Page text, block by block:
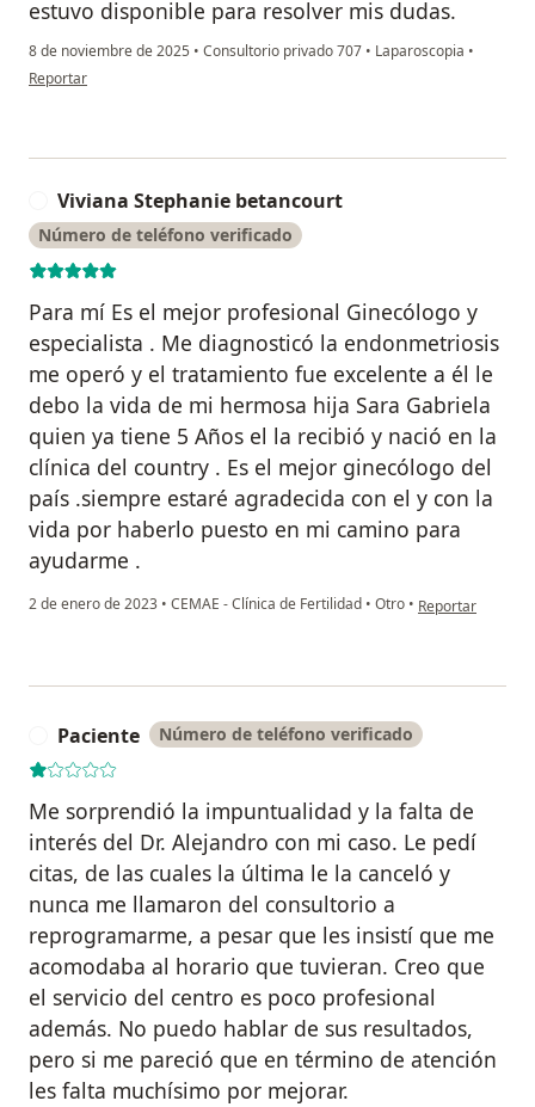
estuvo disponible para resolver mis dudas.
8 de noviembre de 2025 • Consultorio privado 707 • Laparoscopia •
en opinión del usuario AQ
Reportar
Viviana Stephanie betancourt
Número de teléfono verificado
Para mí Es el mejor profesional Ginecólogo y
especialista . Me diagnosticó la endonmetriosis
me operó y el tratamiento fue excelente a él le
debo la vida de mi hermosa hija Sara Gabriela
quien ya tiene 5 Años el la recibió y nació en la
clínica del country . Es el mejor ginecólogo del
país .siempre estaré agradecida con el y con la
vida por haberlo puesto en mi camino para
ayudarme .
2 de enero de 2023 • CEMAE - Clínica de Fertilidad • Otro • en opinión del
Reportar
Paciente Número de teléfono verificado
Me sorprendió la impuntualidad y la falta de
interés del Dr. Alejandro con mi caso. Le pedí
citas, de las cuales la última le la canceló y
nunca me llamaron del consultorio a
reprogramarme, a pesar que les insistí que me
acomodaba al horario que tuvieran. Creo que
el servicio del centro es poco profesional
además. No puedo hablar de sus resultados,
pero si me pareció que en término de atención
les falta muchísimo por mejorar.